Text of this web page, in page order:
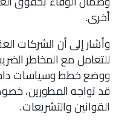
أخرى.
وأشار إلى أن الشركات
للتعامل مع المخاطر
ووضع خطط وسياسات
قد تواجه المطورين،
القوانين والتشريعات.